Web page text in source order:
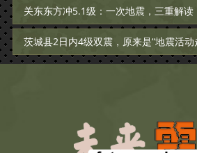
关东东方冲5.1级：一次地震，三重解读
茨城县2日内4级双震，原来是“地震活动